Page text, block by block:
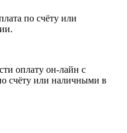
по счёту или
оплату он-лайн с
счёту или наличными в